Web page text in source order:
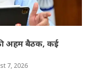
अहम बैठक, कई
7, 2026